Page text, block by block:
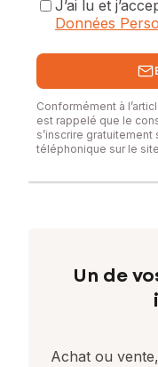
J’ai lu et
Données
Conformément à
est rappelé que le
s’inscrire
téléphonique sur le site
Un de
Achat ou